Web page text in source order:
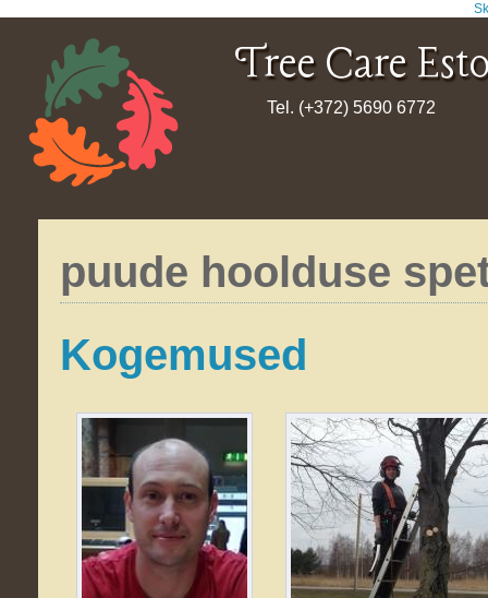
Tree Care
Tel. (+372) 5690 6772
puude hoolduse
Kogemused